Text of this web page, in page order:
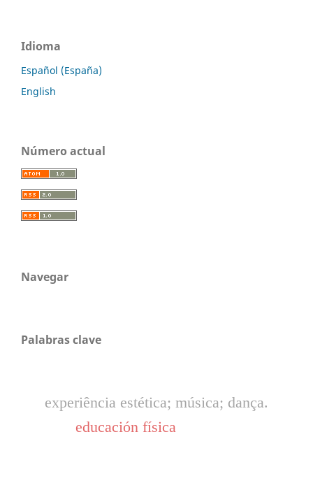
Idioma
Español (España)
English
Número actual
Navegar
Palabras clave
educación física
experiência estética; música; dança.